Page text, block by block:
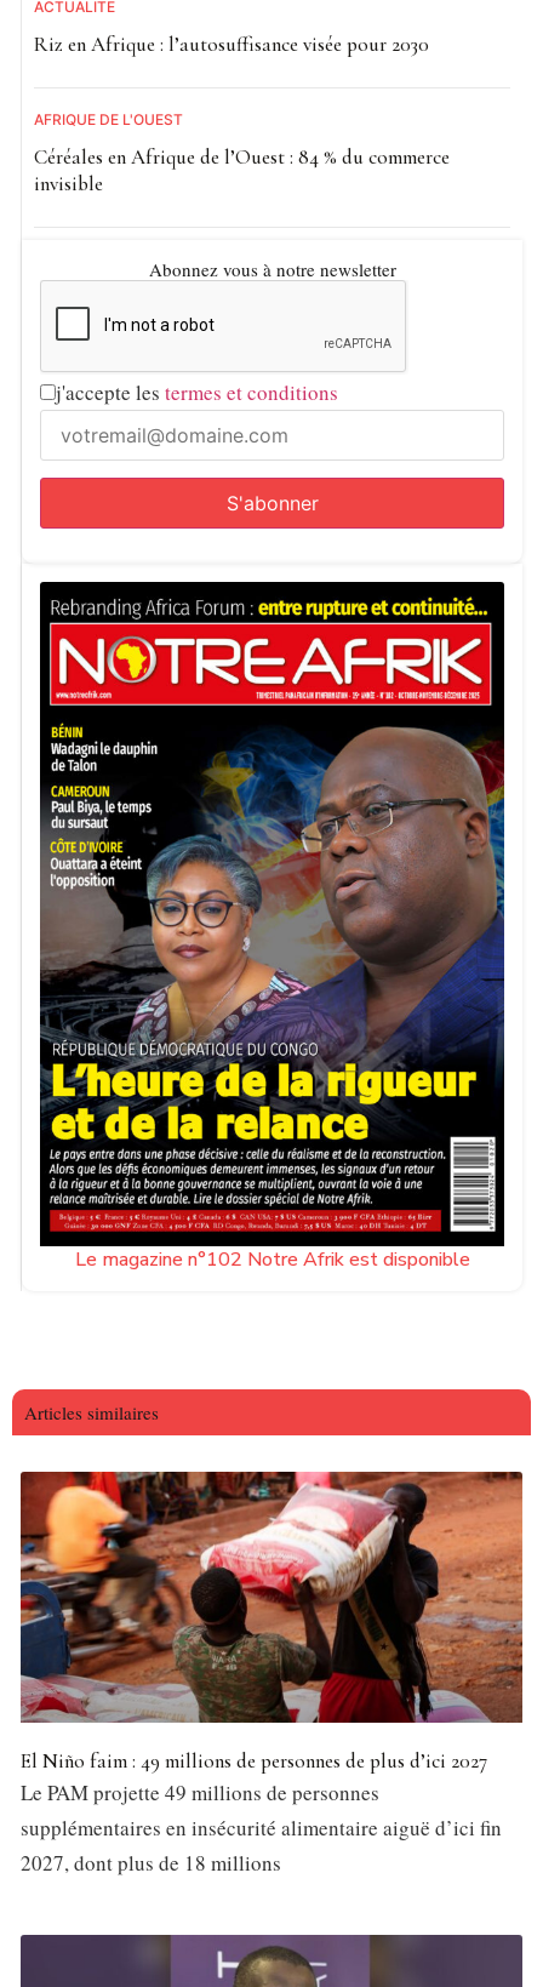
ACTUALITE
Riz en Afrique : l’autosuffisance visée pour 2030
AFRIQUE DE L'OUEST
Céréales en Afrique de l’Ouest : 84 % du commerce
invisible
Abonnez vous à notre newsletter
j'accepte les termes et conditions
Le magazine n°102 Notre Afrik est disponible
Articles similaires
El Niño faim : 49 millions de personnes de plus d’ici 2027
Le PAM projette 49 millions de personnes
supplémentaires en insécurité alimentaire aiguë d’ici fin
2027, dont plus de 18 millions